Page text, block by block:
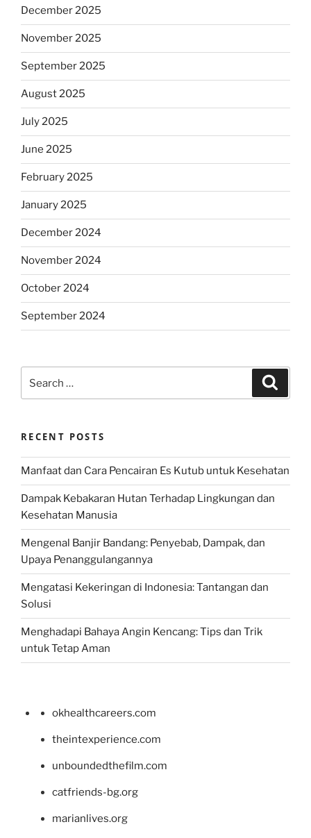
December 2025
November 2025
September 2025
August 2025
July 2025
June 2025
February 2025
January 2025
December 2024
November 2024
October 2024
September 2024
for:
RECENT POSTS
Manfaat dan Cara Pencairan Es Kutub untuk Kesehatan
Dampak Kebakaran Hutan Terhadap Lingkungan dan
Kesehatan Manusia
Mengenal Banjir Bandang: Penyebab, Dampak, dan
Upaya Penanggulangannya
Mengatasi Kekeringan di Indonesia: Tantangan dan
Solusi
Menghadapi Bahaya Angin Kencang: Tips dan Trik
untuk Tetap Aman
okhealthcareers.com
theintexperience.com
unboundedthefilm.com
catfriends-bg.org
marianlives.org